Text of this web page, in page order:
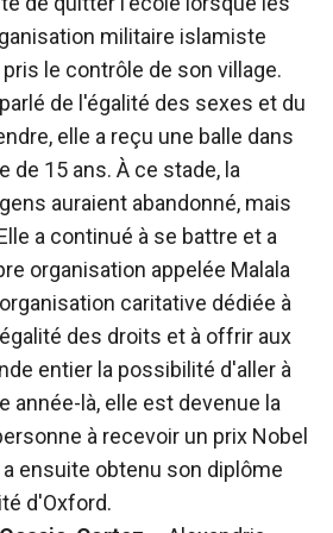
militaire islamiste
le contrôle de son village.
de l'égalité des sexes et du
elle a reçu une balle dans
de 15 ans. À ce stade, la
auraient abandonné, mais
a continué à se battre et a
organisation appelée Malala
caritative dédiée à
des droits et à offrir aux
entier la possibilité d'aller à
année-là, elle est devenue la
à recevoir un prix Nobel
a ensuite obtenu son diplôme
d'Oxford.